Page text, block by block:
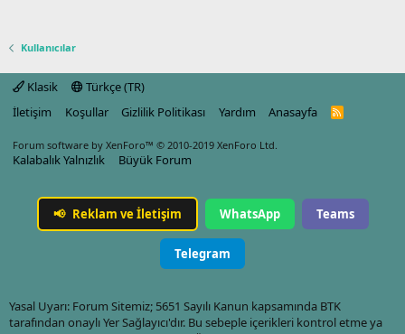
Kullanıcılar
Klasik
Türkçe (TR)
İletişim
Koşullar Gizlilik Politikası Yardım Anasayfa
R
Forum software by XenForo™ © 2010-2019 XenForo Ltd.
Kalabalık Yalnızlık Büyük Forum
📢 Reklam ve İletişim WhatsApp Teams
Telegram
Yasal Uyarı: Forum Sitemiz; 5651 Sayılı Kanun kapsamında BTK
tarafından onaylı Yer Sağlayıcı'dır. Bu sebeple içerikleri kontrol etme ya